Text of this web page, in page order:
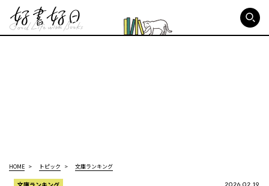
HOME トピック 文庫ランキング
2026.02.19